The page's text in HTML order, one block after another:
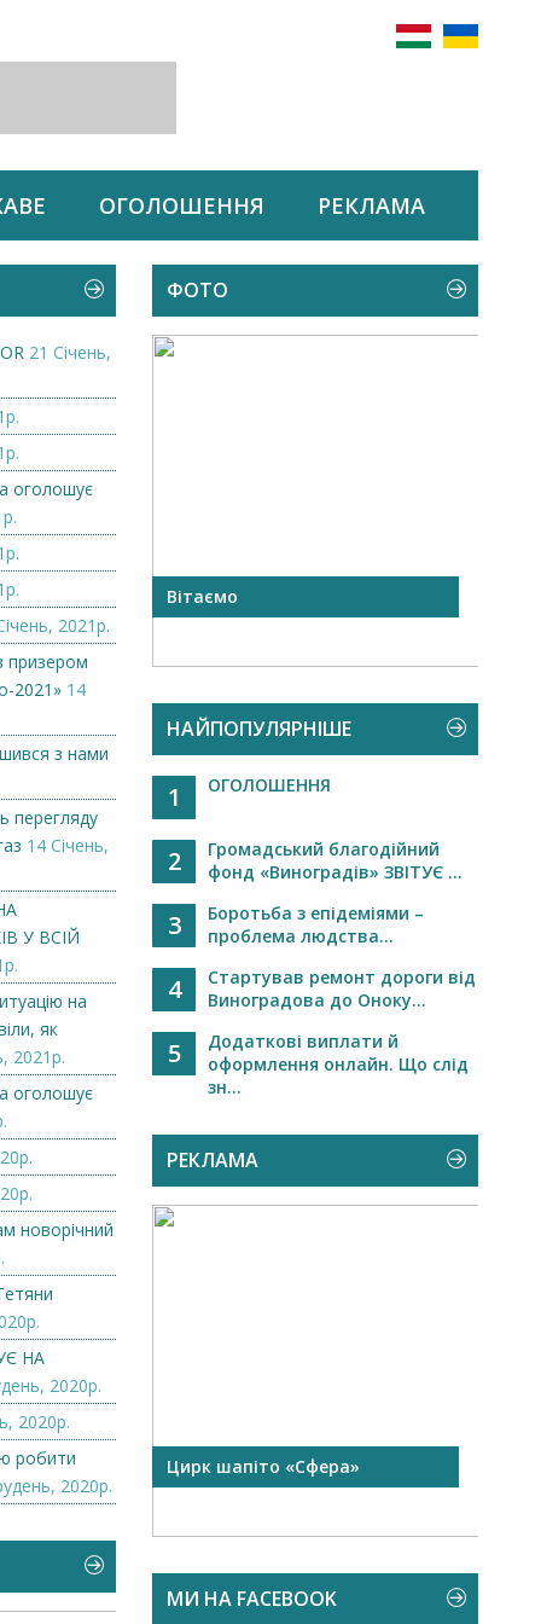
ОГОЛОШЕННЯ РЕКЛАМА
21 Січень,
оголошує
2021р.
призером
2021» 14
з нами
перегляду
14 Січень,
У ВСІЙ
на
як
2021р.
оголошує
новорічний
НА
2020р.
2020р.
робити
2020р.
ФОТО
Вітаємо
НАЙПОПУЛЯРНІШЕ
1 ОГОЛОШЕННЯ
2
Громадський благодійний
фонд «Виноградів» ЗВІТУЄ ...
3
Боротьба з епідеміями –
проблема людства...
4
Стартував ремонт дороги від
Виноградова до Оноку...
5
Додаткові виплати й
оформлення онлайн. Що слід
зн...
РЕКЛАМА
чорної
Цирк шапіто «Сфера»
МИ НА FACEBOOK